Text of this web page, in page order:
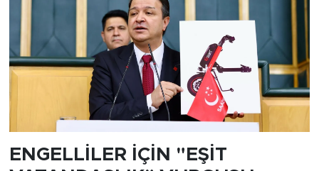
ENGELLİLER İÇİN " EŞİT